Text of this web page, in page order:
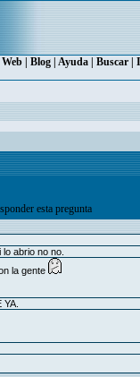
Web| Blog| Ayuda| Buscar|
esta pregunta
abrio no no.
la gente